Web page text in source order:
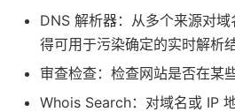
DNS 解析器：从多个来源对
得可用于污染确定的实时解析结
审查检查：检查网站是否在某
Whois Search：对域名或 IP